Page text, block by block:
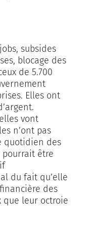
subsides
blocage des
de 5.700
Elles ont
vont
n’ont pas
quotidien des
être
du fait qu’elle
des
que leur octroie